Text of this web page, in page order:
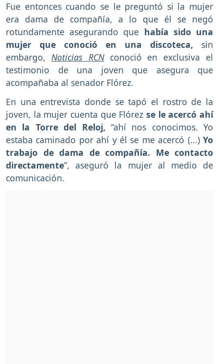
Fue entonces cuando se le preguntó si la mujer
era dama de compañía, a lo que él se negó
rotundamente asegurando que había sido una
mujer que conoció en una discoteca, sin
embargo, Noticias RCNconoció en exclusiva el
testimonio de una joven que asegura que
acompañaba al senador Flórez.
En una entrevista donde se tapó el rostro de la
joven, la mujer cuenta que Flórez se le acercó ahí
en la Torre del Reloj, “ahí nos conocimos. Yo
estaba caminado por ahí y él se me acercó (...) Yo
trabajo de dama de compañía. Me contacto
directamente”, aseguró la mujer al medio de
comunicación.